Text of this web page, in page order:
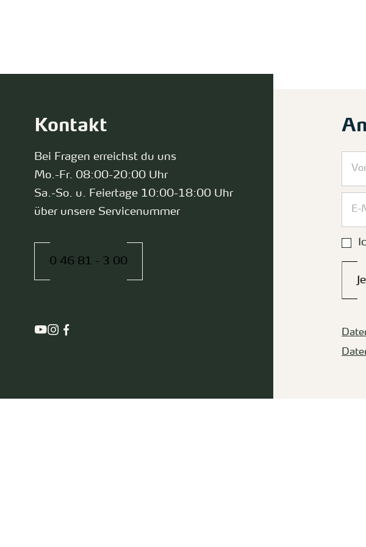
Kontakt
Bei Fragen erreichst du uns
Mo.-Fr. 08:00-20:00 Uhr
Sa.-So. u. Feiertage 10:00-18:00 Uhr
über unsere Servicenummer
0 46 81 - 3 00